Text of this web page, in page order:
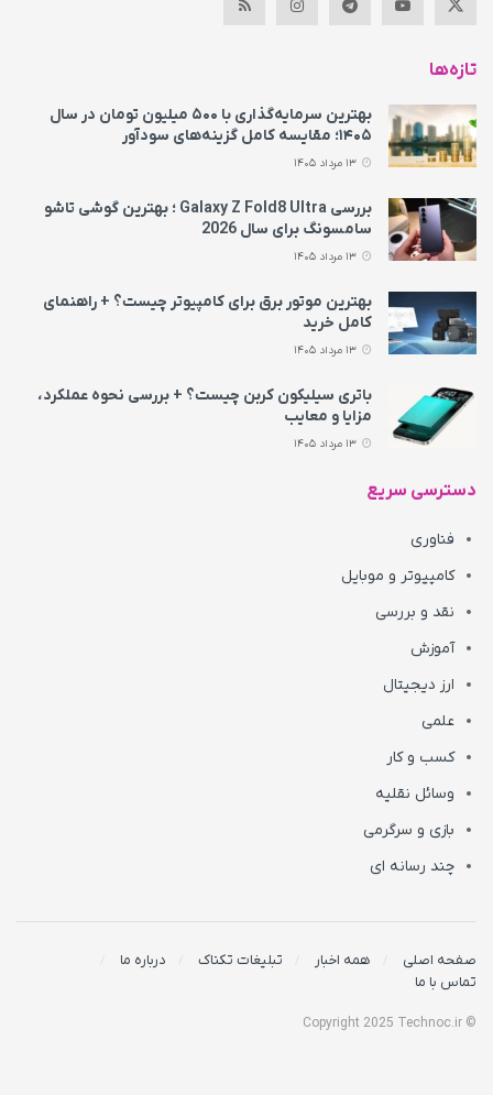
تازه‌ها
بهترین سرمایه‌گذاری با ۵۰۰ میلیون تومان در سال
۱۴۰۵؛ مقایسه کامل گزینه‌های سودآور
بررسی Galaxy Z Fold8 Ultra ؛ بهترین گوشی تاشو
سامسونگ برای سال 2026
بهترین موتور برق برای کامپیوتر چیست؟ + راهنمای
کامل خرید
باتری سیلیکون کربن چیست؟ + بررسی نحوه عملکرد،
مزایا و معایب
دسترسی سریع
فناوری
کامپیوتر و موبایل
نقد و بررسی
آموزش
ارز دیجیتال
علمی
کسب و کار
وسائل نقلیه
بازی و سرگرمی
چند رسانه ای
صفحه اصلی همه اخبار تبلیغات تکناک
درباره ما
تماس با ما
© Copyright 2025 Technoc.ir